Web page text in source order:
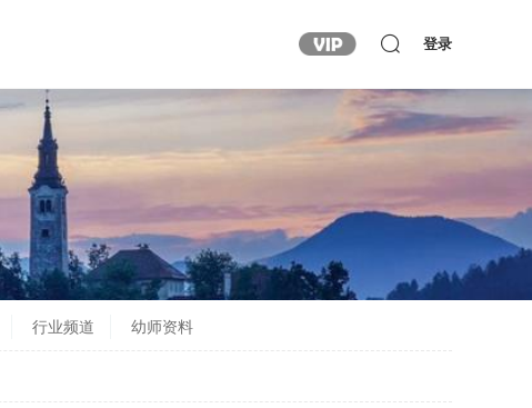
登录
行业频道 幼师资料